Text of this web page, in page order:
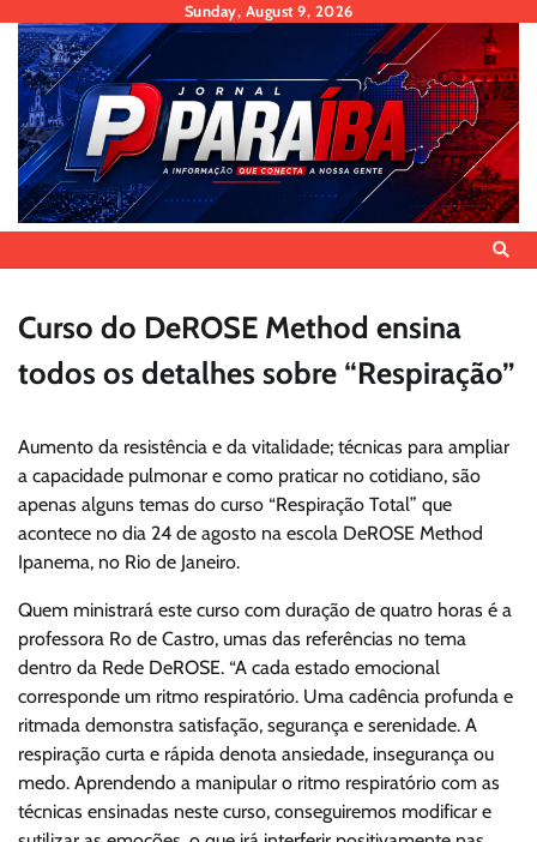
content
Sunday, August 9, 2026
Curso do DeROSE Method ensina
todos os detalhes sobre “Respiração”
Aumento da resistência e da vitalidade; técnicas para ampliar
a capacidade pulmonar e como praticar no cotidiano, são
apenas alguns temas do curso “Respiração Total” que
acontece no dia 24 de agosto na escola DeROSE Method
Ipanema, no Rio de Janeiro.
Quem ministrará este curso com duração de quatro horas é a
professora Ro de Castro, umas das referências no tema
dentro da Rede DeROSE. “A cada estado emocional
corresponde um ritmo respiratório. Uma cadência profunda e
ritmada demonstra satisfação, segurança e serenidade. A
respiração curta e rápida denota ansiedade, insegurança ou
medo. Aprendendo a manipular o ritmo respiratório com as
técnicas ensinadas neste curso, conseguiremos modificar e